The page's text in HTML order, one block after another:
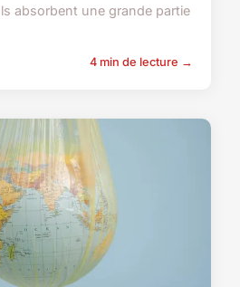
absorbent une grande partie
4 min de lecture →